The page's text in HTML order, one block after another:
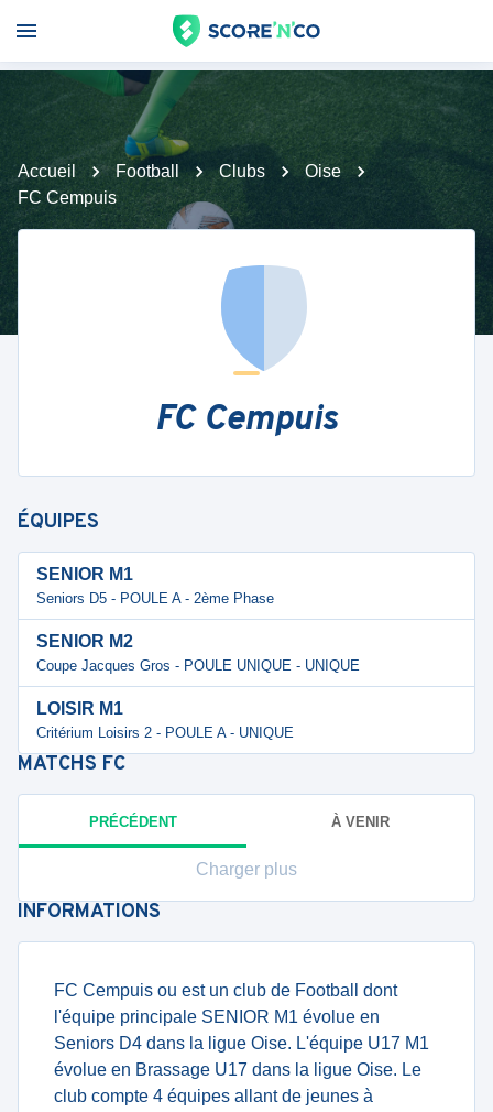
Accueil Football Clubs
Oise
FC Cempuis
FC Cempuis
ÉQUIPES
SENIOR M1
Seniors D5 - POULE A - 2ème Phase
SENIOR M2
Coupe Jacques Gros - POULE UNIQUE - UNIQUE
LOISIR M1
Critérium Loisirs 2 - POULE A - UNIQUE
MATCHS FC
PRÉCÉDENT À VENIR
Charger plus
INFORMATIONS
FC Cempuis ou est un club de Football dont
l'équipe principale SENIOR M1 évolue en
Seniors D4 dans la ligue Oise. L'équipe U17 M1
évolue en Brassage U17 dans la ligue Oise. Le
club compte 4 équipes allant de jeunes à